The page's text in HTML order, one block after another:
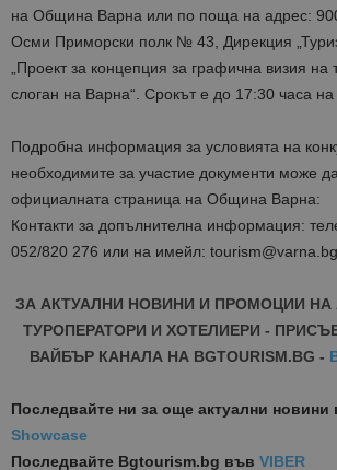
на Община Варна или по поща на адрес:
Осми Приморски полк № 43, Дирекция
„Проект за концепция за графична визия на
слоган на Варна“. Срокът е до 17:30 часа на
Подробна информация за условията на
необходимите за участие документи може
официалната страница на Община Варна:
Контакти за допълнителна информация:
052/820 276 или на имейл: tourism@varna.bg
ЗА АКТУАЛНИ НОВИНИ И ПРОМОЦИИ
ТУРОПЕРАТОРИ И ХОТЕЛИЕРИ -
ВАЙБЪР КАНАЛА НА BGTOURISM.BG -
Последвайте ни за още актуални новини
Showcase
Последвайте Bgtourism.bg във VIBER